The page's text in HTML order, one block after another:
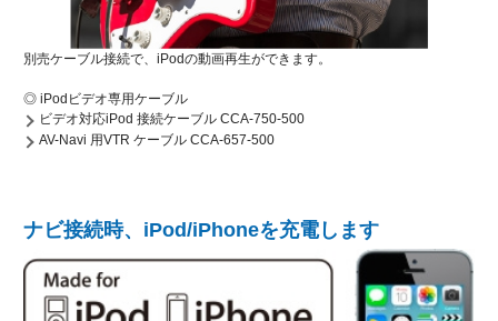
別売ケーブル接続で、iPodの動画再生ができます。
◎ iPodビデオ専用ケーブル
ビデオ対応iPod 接続ケーブル CCA-750-500
AV-Navi 用VTR ケーブル CCA-657-500
ナビ接続時、iPod/iPhoneを充電します